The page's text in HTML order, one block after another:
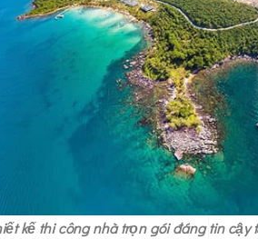
kế thi công nhà trọn gói đáng tin cậy